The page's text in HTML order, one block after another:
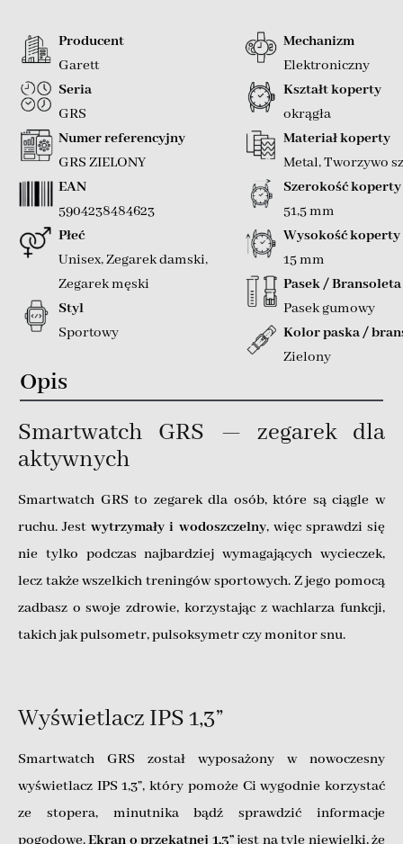
Producent
Garett
Seria
GRS
Numer referencyjny
GRS ZIELONY
EAN
5904238484623
Płeć
Unisex,Zegarek damski,
Zegarek męski
Styl
Sportowy
Mechanizm
Elektroniczny
Kształt koperty
okrągła
Materiał koperty
Metal,Tworzywo
Szerokość koperty
51,5 mm
Wysokość koperty
15 mm
Pasek / Bransoleta
Pasek gumowy
Kolor paska /
Zielony
Opis
Smartwatch GRS — zegarek dla
aktywnych
Smartwatch GRS to zegarek dla osób, które są ciągle w
ruchu. Jestwytrzymały i wodoszczelny, więc sprawdzi się
nie tylko podczas najbardziej wymagających wycieczek,
lecz także wszelkich treningów sportowych. Z jego pomocą
zadbasz o swoje zdrowie, korzystając z wachlarza funkcji,
takich jak pulsometr, pulsoksymetr czy monitor snu.
Wyświetlacz IPS 1,3”
Smartwatch GRS został wyposażony w nowoczesny
wyświetlacz IPS 1,3”, który pomoże Ci wygodnie korzystać
ze stopera, minutnika bądź sprawdzić informacje
pogodowe.Ekran o przekątnej 1,3”jest na tyle niewielki, że